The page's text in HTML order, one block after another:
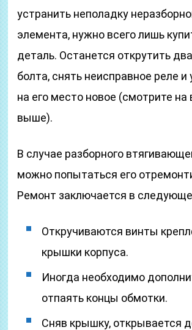
устранить неполадку
элемента, нужно всего лишь
деталь. Останется открутить
болта, снять неисправное реле и
на его место новое (смотрите на
выше).
В случае разборного
можно попытаться его
Ремонт заключается в
Откручиваются винты
крышки корпуса.
Иногда необходимо
отпаять концы обмотки.
Сняв крышку, открывается